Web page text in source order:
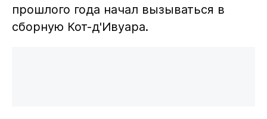
прошлого года начал вызываться в
сборную Кот-д'Ивуара.